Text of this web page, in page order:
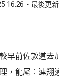
16:26 最後更
較早前佐敦道去
，龍尾︰連翔